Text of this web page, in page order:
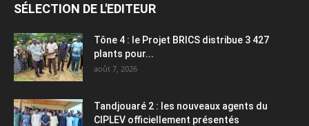
SÉLECTION DE L'EDITEUR
Tône 4 : le Projet BRICS distribue 3 427
plants pour...
août 7, 2026
Tandjouaré 2 : les nouveaux agents du
CIPLEV officiellement présentés